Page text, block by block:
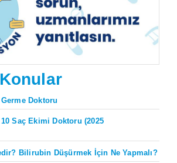
Germe Doktoru
Saç Ekimi Doktoru (2025
Bilirubin Düşürmek İçin Ne Yapmalı?